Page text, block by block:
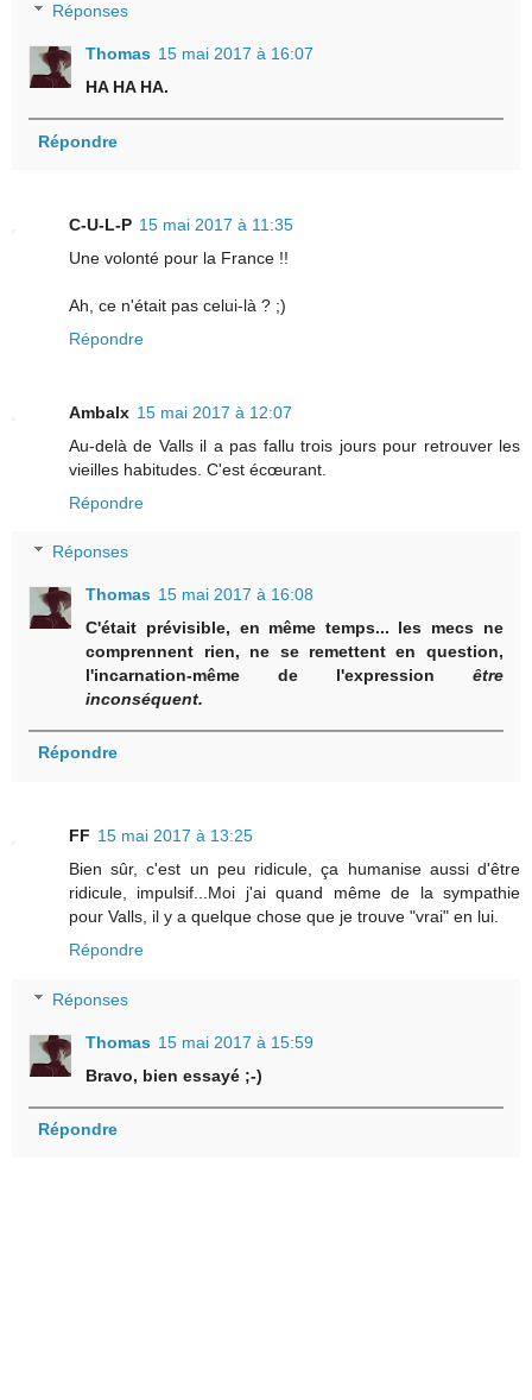
Réponses
Thomas 15 mai 2017 à 16:07
HA HA HA.
Répondre
C-U-L-P 15 mai 2017 à 11:35
Une volonté pour la France !!
Ah, ce n'était pas celui-là ? ;)
Répondre
Ambalx 15 mai 2017 à 12:07
Au-delà de Valls il a pas fallu trois jours pour retrouver les
vieilles habitudes. C'est écœurant.
Répondre
Réponses
Thomas 15 mai 2017 à 16:08
C'était prévisible, en même temps... les mecs ne
comprennent rien, ne se remettent en question,
l'incarnation-même de l'expression être
inconséquent.
Répondre
FF 15 mai 2017 à 13:25
Bien sûr, c'est un peu ridicule, ça humanise aussi d'être
ridicule, impulsif...Moi j'ai quand même de la sympathie
pour Valls, il y a quelque chose que je trouve "vrai" en lui.
Répondre
Réponses
Thomas 15 mai 2017 à 15:59
Bravo, bien essayé ;-)
Répondre